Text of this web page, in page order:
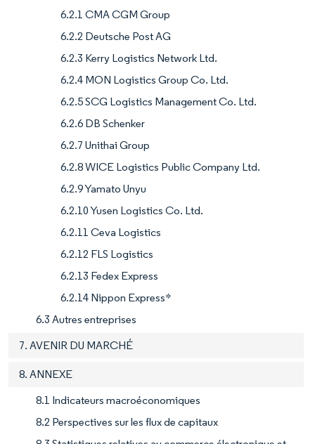
6.2.1 CMA CGM Group
6.2.2 Deutsche Post AG
6.2.3 Kerry Logistics Network Ltd.
6.2.4 MON Logistics Group Co. Ltd.
6.2.5 SCG Logistics Management Co. Ltd.
6.2.6 DB Schenker
6.2.7 Unithai Group
6.2.8 WICE Logistics Public Company Ltd.
6.2.9 Yamato Unyu
6.2.10 Yusen Logistics Co. Ltd.
6.2.11 Ceva Logistics
6.2.12 FLS Logistics
6.2.13 Fedex Express
6.2.14 Nippon Express*
6.3 Autres entreprises
7. AVENIR DU MARCHÉ
8. ANNEXE
8.1 Indicateurs macroéconomiques
8.2 Perspectives sur les flux de capitaux